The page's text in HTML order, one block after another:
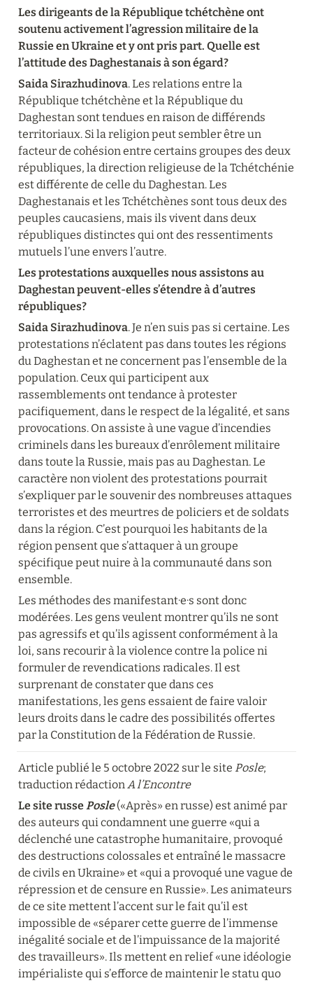
Les dirigeants de la République tchétchène ont
soutenu activement l’agression militaire de la
Russie en Ukraine et y ont pris part. Quelle est
l’attitude des Daghestanais à son égard?
Saida Sirazhudinova. Les relations entre la
République tchétchène et la République du
Daghestan sont tendues en raison de différends
territoriaux. Si la religion peut sembler être un
facteur de cohésion entre certains groupes des deux
républiques, la direction religieuse de la Tchétchénie
est différente de celle du Daghestan. Les
Daghestanais et les Tchétchènes sont tous deux des
peuples caucasiens, mais ils vivent dans deux
républiques distinctes qui ont des ressentiments
mutuels l’une envers l’autre.
Les protestations auxquelles nous assistons au
Daghestan peuvent-elles s’étendre à d’autres
républiques?
Saida Sirazhudinova. Je n’en suis pas si certaine. Les
protestations n’éclatent pas dans toutes les régions
du Daghestan et ne concernent pas l’ensemble de la
population. Ceux qui participent aux
rassemblements ont tendance à protester
pacifiquement, dans le respect de la légalité, et sans
provocations. On assiste à une vague d’incendies
criminels dans les bureaux d’enrôlement militaire
dans toute la Russie, mais pas au Daghestan. Le
caractère non violent des protestations pourrait
s’expliquer par le souvenir des nombreuses attaques
terroristes et des meurtres de policiers et de soldats
dans la région. C’est pourquoi les habitants de la
région pensent que s’attaquer à un groupe
spécifique peut nuire à la communauté dans son
ensemble.
Les méthodes des manifestant·e·s sont donc
modérées. Les gens veulent montrer qu’ils ne sont
pas agressifs et qu’ils agissent conformément à la
loi, sans recourir à la violence contre la police ni
formuler de revendications radicales. Il est
surprenant de constater que dans ces
manifestations, les gens essaient de faire valoir
leurs droits dans le cadre des possibilités offertes
par la Constitution de la Fédération de Russie.
Article publié le 5 octobre 2022 sur le site Posle;
traduction rédaction A l’Encontre
Le site russe Posle («Après» en russe) est animé par
des auteurs qui condamnent une guerre «qui a
déclenché une catastrophe humanitaire, provoqué
des destructions colossales et entraîné le massacre
de civils en Ukraine» et «qui a provoqué une vague de
répression et de censure en Russie». Les animateurs
de ce site mettent l’accent sur le fait qu’il est
impossible de «séparer cette guerre de l’immense
inégalité sociale et de l’impuissance de la majorité
des travailleurs». Ils mettent en relief «une idéologie
impérialiste qui s’efforce de maintenir le statu quo